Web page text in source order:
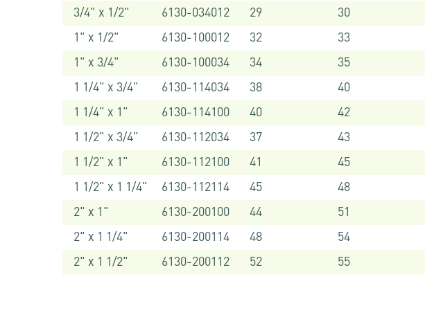
3/4" x 1/2"
6130-034012 29 30
1" x 1/2"
6130-100012 32 33
1" x 3/4"
6130-100034 34 35
1 1/4" x 3/4"
6130-114034 38 40
1 1/4" x 1"
6130-114100 40 42
1 1/2" x 3/4"
6130-112034 37 43
1 1/2" x 1"
6130-112100 41 45
1 1/2" x 1 1/4"
6130-112114 45 48
2" x 1"
6130-200100 44 51
2" x 1 1/4"
6130-200114 48 54
2" x 1 1/2"
6130-200112 52 55